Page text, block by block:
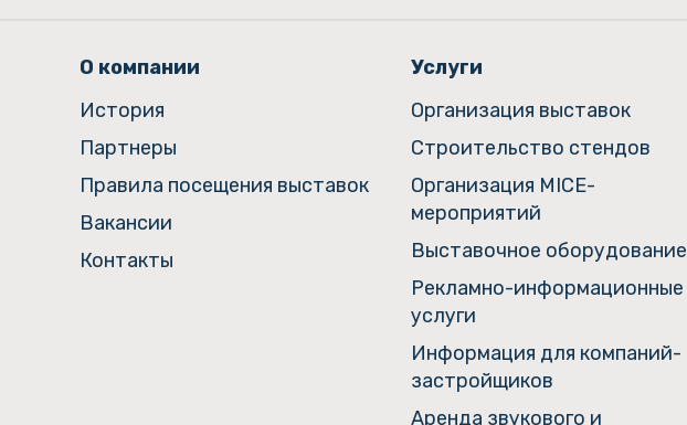
О компании
История
Партнеры
Правила посещения выставок
Вакансии
Контакты
Услуги
Организация выставок
Строительство стендов
Организация MICE-
мероприятий
Выставочное оборудование
Рекламно-информационные
услуги
Информация для компаний-
застройщиков
Аренда звукового и